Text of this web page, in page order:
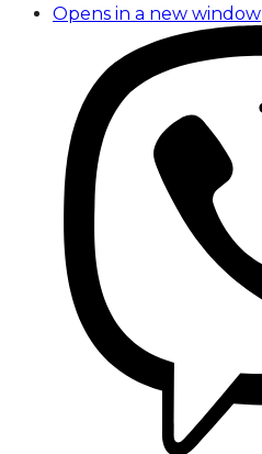
Opens in a new window